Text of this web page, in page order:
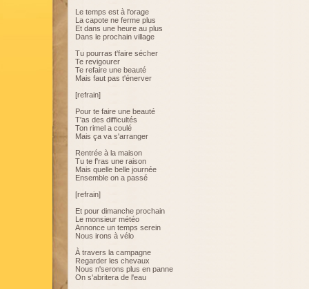
Le temps est à l'orage
La capote ne ferme plus
Et dans une heure au plus
Dans le prochain village
Tu pourras t'faire sécher
Te revigourer
Te refaire une beauté
Mais faut pas t'énerver
[refrain]
Pour te faire une beauté
T'as des difficultés
Ton rimel a coulé
Mais ça va s'arranger
Rentrée à la maison
Tu te f'ras une raison
Mais quelle belle journée
Ensemble on a passé
[refrain]
Et pour dimanche prochain
Le monsieur météo
Annonce un temps serein
Nous irons à vélo
À travers la campagne
Regarder les chevaux
Nous n'serons plus en panne
On s'abritera de l'eau